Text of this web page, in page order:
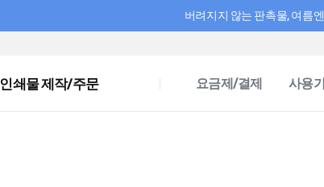
버려지지 않는 판촉물, 여름엔
인쇄물 제작/주문 요금제/결제 사용